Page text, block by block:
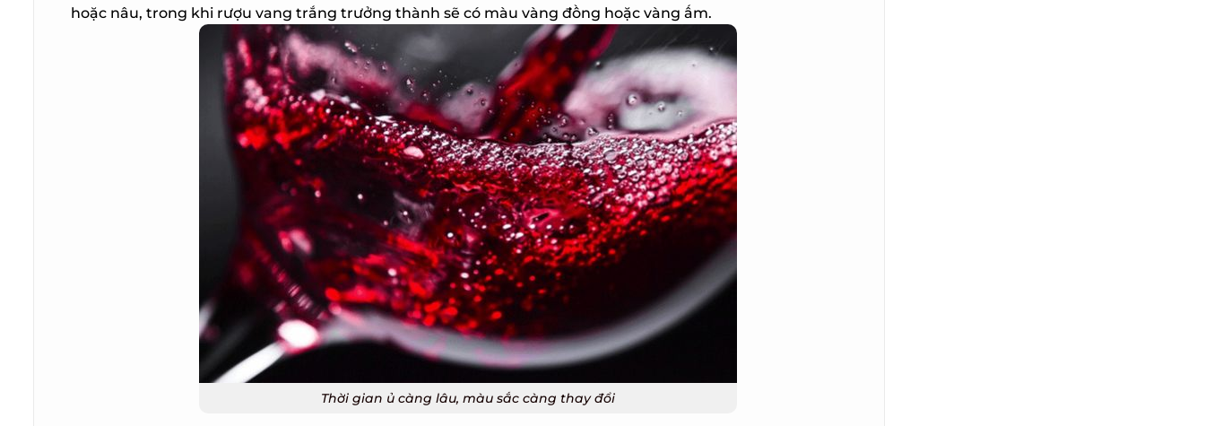
hoặc nâu, trong khi rượu vang trắng trưởng thành sẽ có màu vàng đồng hoặc vàng ấm.
Thời gian ủ càng lâu, màu sắc càng thay đổi